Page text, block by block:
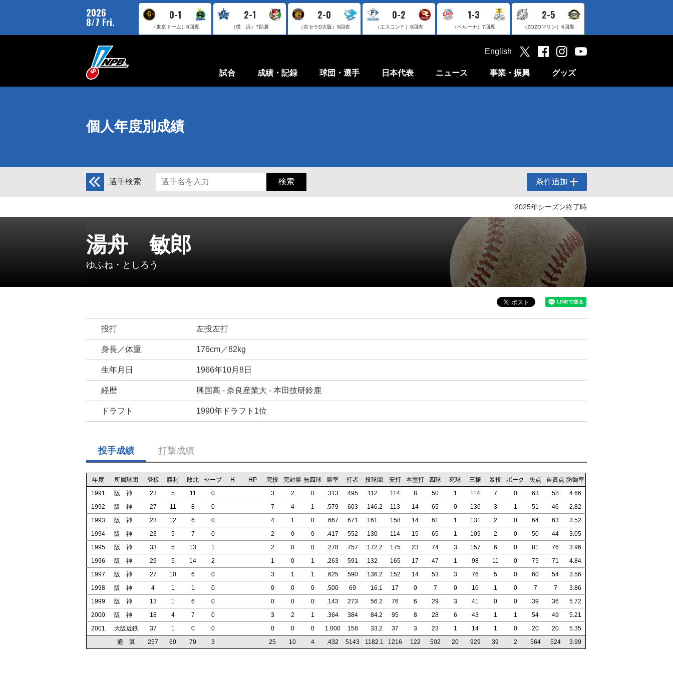
2026
8/7 Fri.
0-1
（東京ドーム） 8回裏
2-1
（横 浜） 7回裏
2-0
（京セラD大阪） 8回表
0-2
（エスコンＦ） 8回表
1-3
（ベルーナ） 7回裏
2-5
（ZOZOマリン） 6回裏
試合 成績・記録 球団・選手 日本代表 ニュース 事業・振興 グッズ
English
個人年度別成績
選手検索 条件追加
2025年シーズン終了時
湯舟 敏郎
ゆふね・としろう
投打 左投左打
身長／体重 176cm／82kg
生年月日 1966年10月8日
経歴 興国高 - 奈良産業大 - 本田技研鈴鹿
ドラフト 1990年ドラフト1位
投手成績 打撃成績
年度 所属球団 登板 勝利 敗北 セーブ H HP 完投 完封勝 無四球 勝率 打者 投球回 安打 本塁打 四球 死球 三振 暴投 ボーク 失点 自責点 防御率
1991
阪 神 23 5 11 0 3 2 0 .313 495 112 114 8 50 1 114 7 0 63 58
4.66
1992
阪 神 27 11 8 0 7 4 1 .579 603 146.2 113 14 65 0 136 3 1 51 46
2.82
1993
阪 神 23 12 6 0 4 1 0 .667 671 161 158 14 61 1 131 2 0 64 63
3.52
1994
阪 神 23 5 7 0 2 0 0 .417 552 130 114 15 65 1 109 2 0 50 44
3.05
1995
阪 神 33 5 13 1 2 0 0 .278 757 172.2 175 23 74 3 157 6 0 81 76
3.96
1996
阪 神 29 5 14 2 1 0 1 .263 591 132 165 17 47 1 98 11 0 75 71
4.84
1997
阪 神 27 10 6 0 3 1 1 .625 590 136.2 152 14 53 3 76 5 0 60 54
3.56
1998
阪 神 4 1 1 0 0 0 0 .500 69 16.1 17 0 7 0 10 1 0 7 7
3.86
1999
阪 神 13 1 6 0 0 0 0 .143 273 56.2 76 6 29 3 41 0 0 39 36
5.72
2000
阪 神 18 4 7 0 3 2 1 .364 384 84.2 95 8 28 6 43 1 1 54 49
5.21
2001
大阪近鉄 37 1 0 0 0 0 0 1.000 158 33.2 37 3 23 1 14 1 0 20 20
5.35
通 算
257 60 79 3 25 10 4 .432 5143 1182.1 1216 122 502 20 929 39 2 564 524 3.99